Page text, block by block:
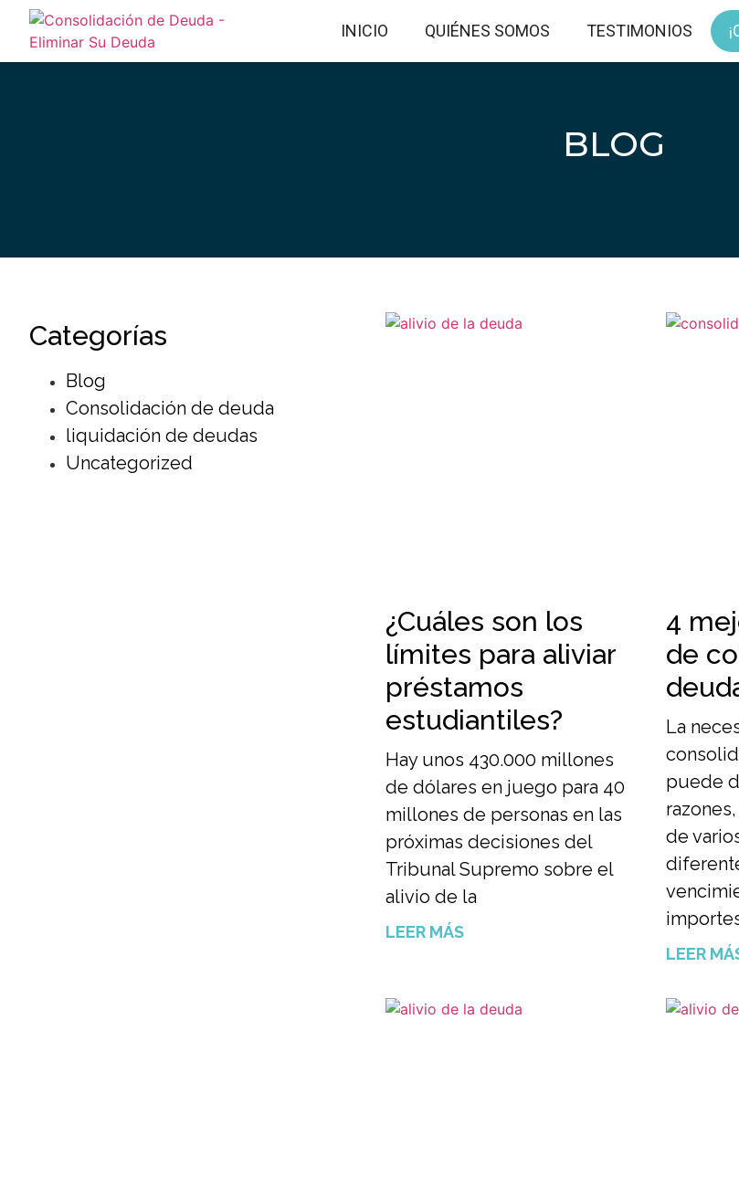
INICIO QUIÉNES SOMOS TESTIMONIOS
BLOG
Categorías
Blog
Consolidación de deuda
liquidación de deudas
Uncategorized
¿Cuáles son los
límites para aliviar
préstamos
estudiantiles?
Hay unos 430.000 millones
de dólares en juego para 40
millones de personas en las
próximas decisiones del
Tribunal Supremo sobre el
alivio de la
LEER MÁS
4
de
La
puede
de
LEER